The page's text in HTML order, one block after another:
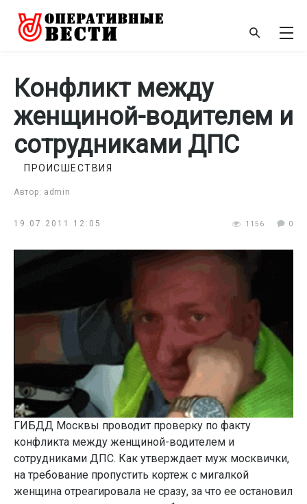
Конфликт между
женщиной-водителем и
сотрудниками ДПС
Автор: admin
ПРОИСШЕСТВИЯ
19.07.2011 12:05 1156 0
ГИБДД Москвы проводит проверку по факту
конфликта между женщиной-водителем и
сотрудниками ДПС. Как утверждает муж москвички,
на требование пропустить кортеж с мигалкой
женщина отреагировала не сразу, за что ее остановил